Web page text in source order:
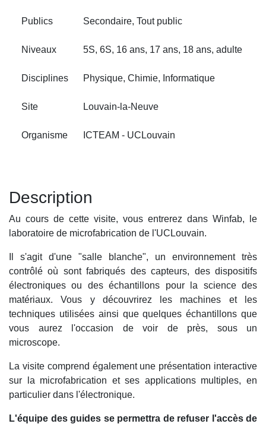
Publics Secondaire, Tout public
Niveaux 5S, 6S, 16 ans, 17 ans, 18 ans, adulte
Disciplines Physique, Chimie, Informatique
Site Louvain‑la‑Neuve
Organisme ICTEAM - UCLouvain
Description
Au cours de cette visite, vous entrerez dans Winfab, le
laboratoire de microfabrication de l'UCLouvain.
Il s'agit d'une "salle blanche", un environnement très
contrôlé où sont fabriqués des capteurs, des dispositifs
électroniques ou des échantillons pour la science des
matériaux. Vous y découvrirez les machines et les
techniques utilisées ainsi que quelques échantillons que
vous aurez l'occasion de voir de près, sous un
microscope.
La visite comprend également une présentation interactive
sur la microfabrication et ses applications multiples, en
particulier dans l'électronique.
L'équipe des guides se permettra de refuser l'accès de